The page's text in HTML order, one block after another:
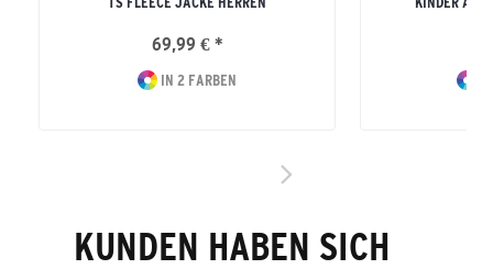
69,99 € *
IN 2 FARBEN
KUNDEN HABEN SICH